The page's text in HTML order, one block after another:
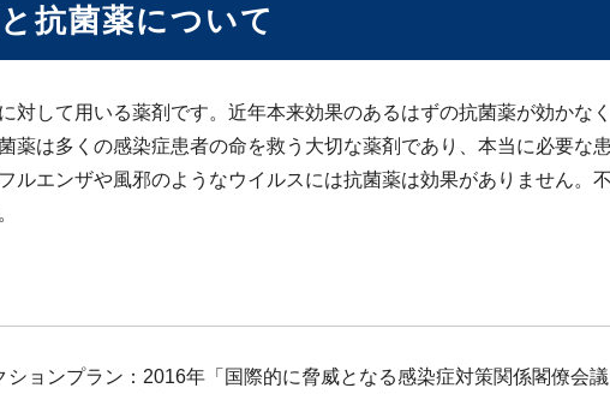
抗菌薬について
対して用いる薬剤です。近年本来効果のあるはずの抗菌薬が効かな
薬は多くの感染症患者の命を救う大切な薬剤であり、本当に必要な
ルエンザや風邪のようなウイルスには抗菌薬は効果がありません。
ションプラン：2016年「国際的に脅威となる感染症対策関係閣僚会